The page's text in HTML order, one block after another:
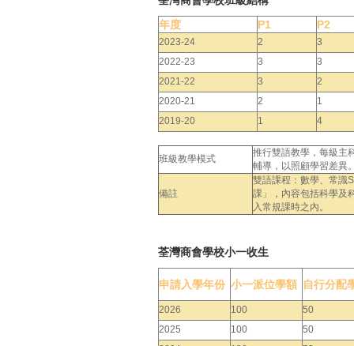
年度
P1 P2
2023-24 2
3
2022-23
3
3
2021-22
3
2
2020-21
2
1
2019-20
1 4
班級教學模式
推行雙語教學，每級主
輔導，以照顧學習差異
備註
雙語課程：數學、常識
課」，內容包括科學及
入常規課時之內。
荃灣商會學校小一收生
申請入學年份 小一派位學額 自行分配
2026 100
50
2025
100
50